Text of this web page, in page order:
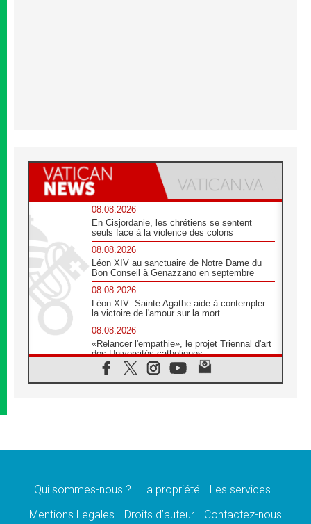
08.08.2026
En Cisjordanie, les chrétiens se sentent
seuls face à la violence des colons
08.08.2026
Léon XIV au sanctuaire de Notre Dame du
Bon Conseil à Genazzano en septembre
08.08.2026
Léon XIV: Sainte Agathe aide à contempler
la victoire de l'amour sur la mort
08.08.2026
«Relancer l'empathie», le projet Triennal d'art
des Universités catholiques
08.08.2026
Signis 2026, donner la parole aux religieuses
07.08.2026
07.08.2026
de l'Assomption et mémoire nationale
Qui sommes-nous ? La propriété
Les services
Mentions Legales
Droits d’auteur Contactez-nous